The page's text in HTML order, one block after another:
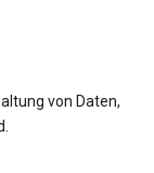
von Daten,